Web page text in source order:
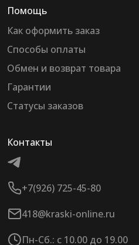
Помощь
Как оформить заказ
Способы оплаты
Обмен и возврат товара
Гарантии
Статусы заказов
Контакты
+7(926) 725-45-80
418@kraski-online.ru
Пн-Сб.: с 10.00 до 19.00